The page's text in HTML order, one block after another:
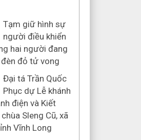
Tạm giữ hình sự
người điều khiển
hai người đang
đỏ tử vong
Đại tá Trần Quốc
Phục dự Lễ khánh
điện và Kiết
Sleng Cũ, xã
Vĩnh Long